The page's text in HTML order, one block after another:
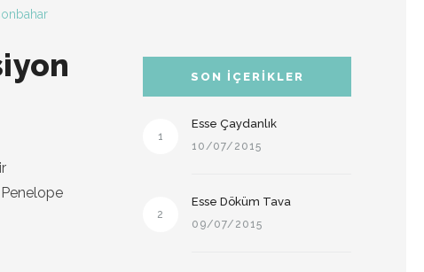
Penelope
SON İÇERIKLER
1
Esse Çaydanlık
10/07/2015
2
Esse Döküm Tava
09/07/2015